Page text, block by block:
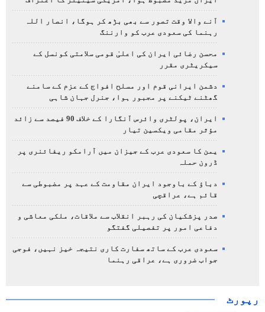
آنے والا وقت تصور سے بھی بڑھ کر ہوگا، انصار اللہ
رہنما کی سعودی عرب کو وارننگ
محسن رضائی ایران کی اعلیٰ قومی سلامتی کونسل کے
سیکریٹری مقرر
دشمن ایرانی قوم اور مسلح افواج کے عزم کے سامنے
گھٹنے ٹیکنے پر مجبور ہوا، جنرل جہان شاہی
ایران، پولٹری وائرس آنگارا کے خلاف 90 فیصد سے زائد
مؤثر مقامی ویکسین تیار
یمن کا سعودی عرب کے جیزان میں آرامکو ریفائنری پر
ڈرون حملہ
دباؤ کے باوجود ایران مقاومت کے عہد پر مضبوطی سے
قائم ہے، عراقچی
صدر پزشکیان کی رہبر انقلاب سے ملاقات، ملکی معاشی و
دفاعی امور پر تفصیلی گفتگو
سعودی عرب کے ساتھ سفارت کاری نتیجہ خیز نہیں، فوجی
جواب ضروری ہے، عراقی رہنما
رپورٹ